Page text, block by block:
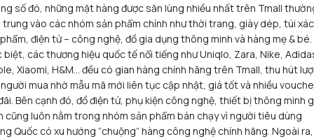
số đó, những mặt hàng được săn lùng nhiều nhất trên Tmall
vào các nhóm sản phẩm chính như thời trang, giày dép, túi
điện tử – công nghệ, đồ gia dụng thông minh và hàng mẹ & bé.
biệt, các thương hiệu quốc tế nổi tiếng như Uniqlo, Zara, Nike,
Xiaomi, H&M… đều có gian hàng chính hãng trên Tmall, thu hút
mua nhờ mẫu mã mới liên tục cập nhật, giá tốt và nhiều
Bên cạnh đó, đồ điện tử, phụ kiện công nghệ, thiết bị thông minh
cũng luôn nằm trong nhóm sản phẩm bán chạy vì người tiêu dùng
Quốc có xu hướng “chuộng” hàng công nghệ chính hãng. Ngoài